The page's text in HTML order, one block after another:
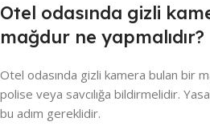
Otel odasında gizli
mağdur ne yapmalıdır?
Otel odasında gizli kamera bulan bir
polise veya savcılığa bildirmelidir.
bu adım gereklidir.